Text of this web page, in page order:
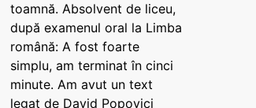
toamnă. Absolvent de liceu,
după examenul oral la Limba
română: A fost foarte
simplu, am terminat în cinci
minute. Am avut un text
legat de David Popovici